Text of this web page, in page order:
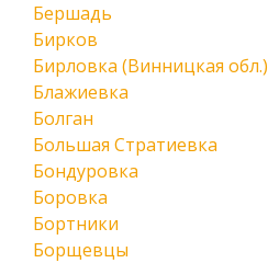
Бершадь
Бирков
Бирловка (Винницкая обл.)
Блажиевка
Болган
Большая Стратиевка
Бондуровка
Боровка
Бортники
Борщевцы